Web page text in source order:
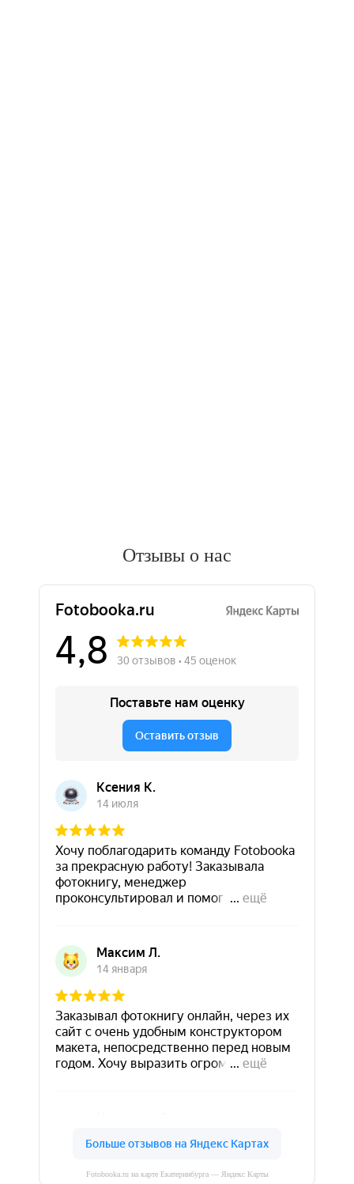
Отзывы о нас
Fotobooka.ru на карте Екатеринбурга — Яндекс Карты